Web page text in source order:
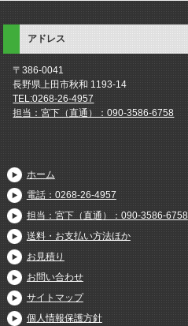
アドレス
〒386-0041
長野県上田市秋和 1193-14
TEL:0268-26-4957
担当：宮下（直通）：090-3586-6758
ホーム
電話：0268-26-4957
担当：宮下（直通）：090-3586-6758
送料・お支払い方法ほか
お見積り
お問い合わせ
サイトマップ
個人情報保護方針